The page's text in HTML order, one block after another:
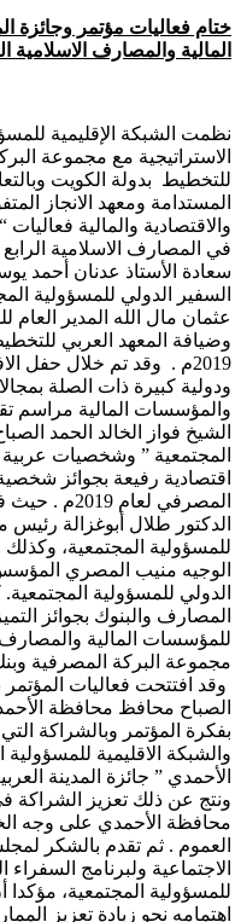
ختام فعاليات مؤتمر وجائزة
المالية والمصارف الاسلامية
نظمت الشبكة الإقليمية
الاستراتيجية مع مجموعة
للتخطيط بدولة الكويت
المستدامة ومعهد الانجاز
والاقتصادية والمالية
سعادة الأستاذ عدنان أحمد
السفير الدولي للمسؤولية
عثمان مال الله المدير العام
2019م . وقد تم خلال حفل
ودولية كبيرة ذات الصلة
والمؤسسات المالية مراسم
الشيخ فواز الخالد الحمد
المجتمعية ” وشخصيات
اقتصادية رفيعة بجوائز
المصرفي
الدكتور طلال أبوغزالة
للمسؤولية المجتمعية،
الوجيه منيب المصري
الدولي للمسؤولية
المصارف والبنوك بجوائز
للمؤسسات المالية
مجموعة البركة المصرفية
وقد افتتحت فعاليات
الصباح محافظ محافظة
بفكرة المؤتمر وبالشراكة
والشبكة الاقليمية
ونتج عن ذلك تعزيز
محافظة الأحمدي على وجه
العموم . ثم تقدم بالشكر
الاجتماعية ولبرنامج
للمسؤولية المجتمعية،
اهتمامه نحو زيادة تعزيز